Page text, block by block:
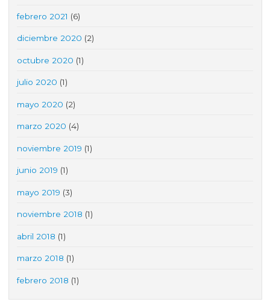
febrero 2021 (6)
diciembre 2020 (2)
octubre 2020 (1)
julio 2020 (1)
mayo 2020 (2)
marzo 2020 (4)
noviembre 2019 (1)
junio 2019 (1)
mayo 2019 (3)
noviembre 2018 (1)
abril 2018 (1)
marzo 2018 (1)
febrero 2018 (1)